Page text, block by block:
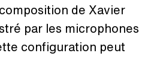
de Xavier
par les microphones
configuration peut